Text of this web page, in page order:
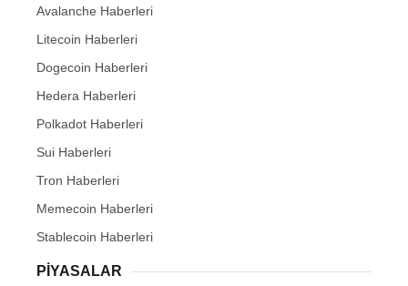
Avalanche Haberleri
Litecoin Haberleri
Dogecoin Haberleri
Hedera Haberleri
Polkadot Haberleri
Sui Haberleri
Tron Haberleri
Memecoin Haberleri
Stablecoin Haberleri
PIYASALAR